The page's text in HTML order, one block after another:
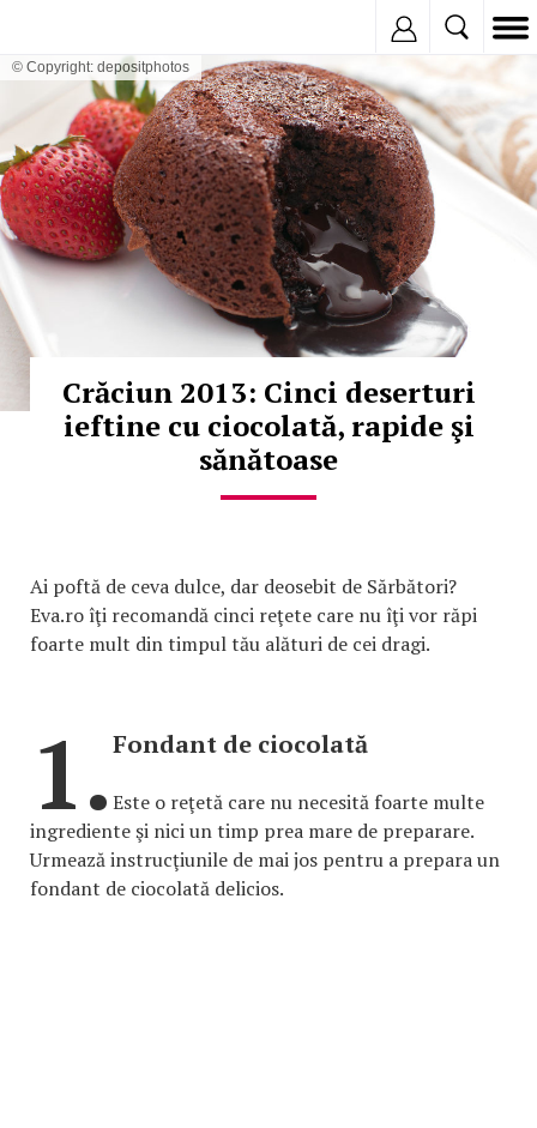
© Copyright: depositphotos
Crăciun 2013: Cinci deserturi
ieftine cu ciocolată, rapide şi
sănătoase
Ai poftă de ceva dulce, dar deosebit de Sărbători?
Eva.ro îţi recomandă cinci reţete care nu îţi vor răpi
foarte mult din timpul tău alături de cei dragi.
1.Fondant de ciocolată
Este o reţetă care nu necesită foarte multe
ingrediente şi nici un timp prea mare de preparare.
Urmează instrucţiunile de mai jos pentru a prepara un
fondant de ciocolată delicios.